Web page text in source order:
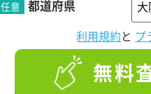
都道府県
任意
利用規約と プ
無料